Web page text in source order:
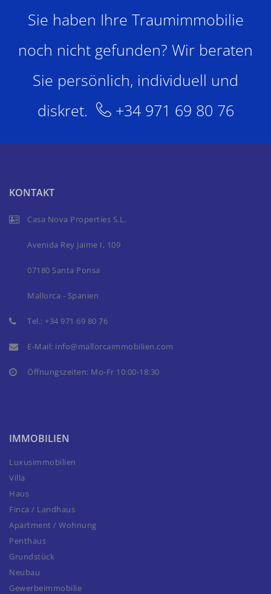
Sie haben Ihre Traumimmobilie
noch nicht gefunden? Wir beraten
Sie persönlich, individuell und
diskret.
+34 971 69 80 76
KONTAKT
Casa Nova Properties S.L.
Avenida Rey Jaime I, 109
07180 Santa Ponsa
Mallorca - Spanien
Tel.: +34 971 69 80 76
E-Mail: info@mallorcaimmobilien.com
Öffnungszeiten: Mo-Fr 10:00-18:30
IMMOBILIEN
Luxusimmobilien
Villa
Haus
Finca / Landhaus
Apartment / Wohnung
Penthaus
Grundstück
Neubau
Gewerbeimmobilie